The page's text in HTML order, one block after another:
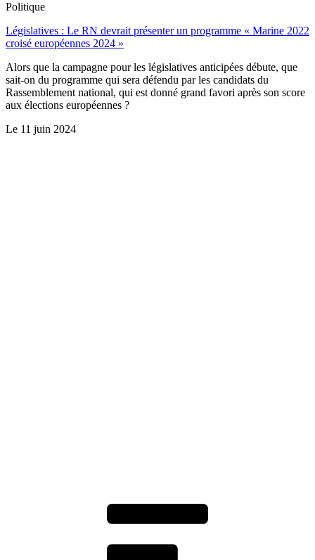
Politique
Législatives : Le RN devrait présenter un programme « Marine 2022
croisé européennes 2024 »
Alors que la campagne pour les législatives anticipées débute, que
sait-on du programme qui sera défendu par les candidats du
Rassemblement national, qui est donné grand favori après son score
aux élections européennes ?
Le 11 juin 2024